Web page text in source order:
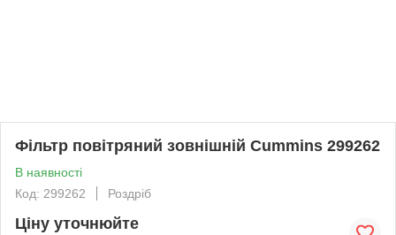
Фільтр повітряний зовнішній Cummins 299262
В наявності
Код: 299262
Роздріб
Ціну уточнюйте